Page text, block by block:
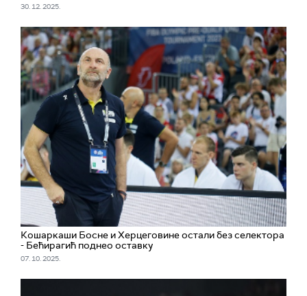
30. 12. 2025.
Кошаркаши Босне и Херцеговине остали без селектора
- Бећирагић поднео оставку
07. 10. 2025.